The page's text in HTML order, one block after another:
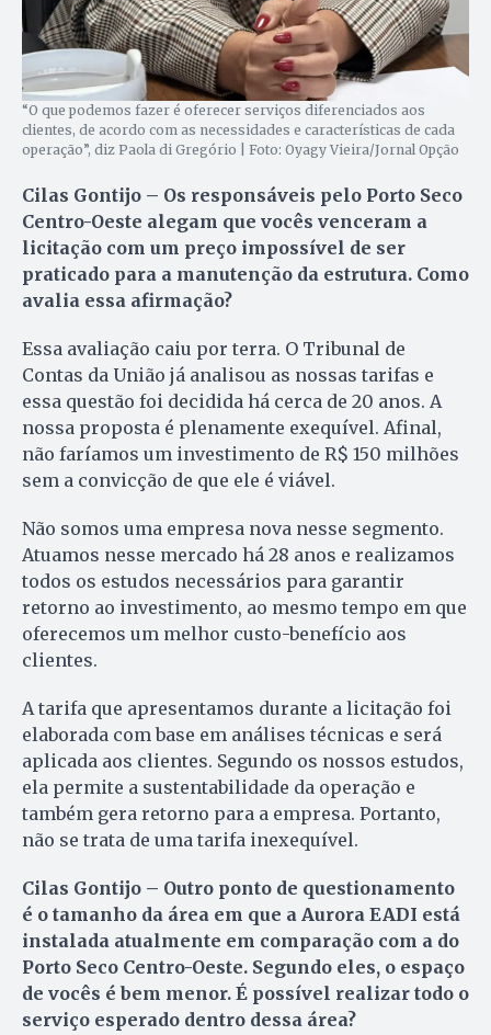
“O que podemos fazer é oferecer serviços diferenciados aos
clientes, de acordo com as necessidades e características de cada
operação”, diz Paola di Gregório | Foto: Oyagy Vieira/Jornal Opção
Cilas Gontijo – Os responsáveis pelo Porto Seco
Centro-Oeste alegam que vocês venceram a
licitação com um preço impossível de ser
praticado para a manutenção da estrutura. Como
avalia essa afirmação?
Essa avaliação caiu por terra. O Tribunal de
Contas da União já analisou as nossas tarifas e
essa questão foi decidida há cerca de 20 anos. A
nossa proposta é plenamente exequível. Afinal,
não faríamos um investimento de R$ 150 milhões
sem a convicção de que ele é viável.
Não somos uma empresa nova nesse segmento.
Atuamos nesse mercado há 28 anos e realizamos
todos os estudos necessários para garantir
retorno ao investimento, ao mesmo tempo em que
oferecemos um melhor custo-benefício aos
clientes.
A tarifa que apresentamos durante a licitação foi
elaborada com base em análises técnicas e será
aplicada aos clientes. Segundo os nossos estudos,
ela permite a sustentabilidade da operação e
também gera retorno para a empresa. Portanto,
não se trata de uma tarifa inexequível.
Cilas Gontijo – Outro ponto de questionamento
é o tamanho da área em que a Aurora EADI está
instalada atualmente em comparação com a do
Porto Seco Centro-Oeste. Segundo eles, o espaço
de vocês é bem menor. É possível realizar todo o
serviço esperado dentro dessa área?